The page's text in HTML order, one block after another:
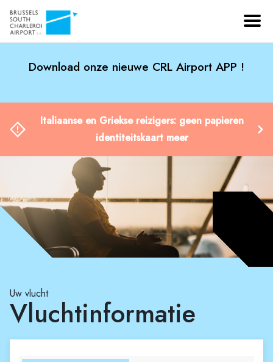
Download onze nieuwe CRL Airport APP !
Italiaanse en Griekse reizigers: geen papieren
identiteitskaart meer
Uw vlucht
Vluchtinformatie